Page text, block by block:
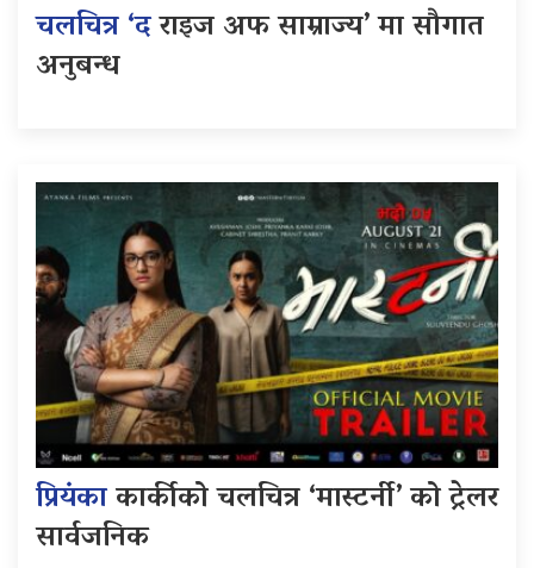
चलचित्र ‘दराइज अफ साम्राज्य’ मा सौगात
अनुबन्ध
प्रियंकाकार्कीको चलचित्र ‘मास्टर्नी’ को ट्रेलर
सार्वजनिक